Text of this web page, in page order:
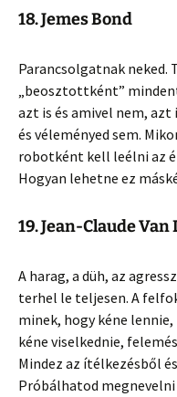
18. Jemes Bond
Parancsolgatnak neked.
„beosztottként”
azt is és amivel nem, azt
és véleményed sem.
robotként kell leélni az
Hogyan lehetne ez
19. Jean-Claude Van
A harag, a düh, az
terhel le teljesen. A
minek, hogy kéne
kéne viselkednie,
Mindez az ítélkezésből
Próbálhatod